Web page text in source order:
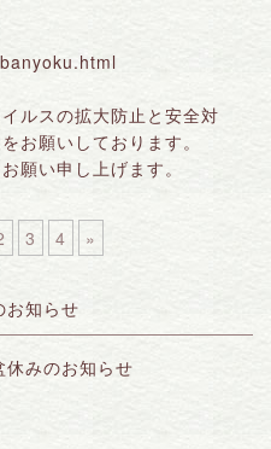
ルスの拡大防止と安全対
お願いしております。
願い申し上げます。
3 4 »
お知らせ
休みのお知らせ